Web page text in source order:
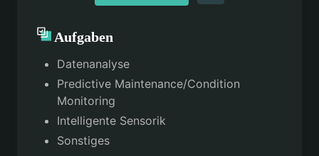
Aufgaben
Datenanalyse
Predictive Maintenance/Condition
Monitoring
Intelligente Sensorik
Sonstiges